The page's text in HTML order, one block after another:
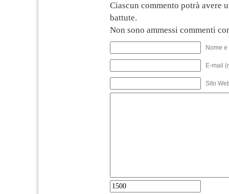
Ciascun commento potrà avere
battute.
Non sono ammessi commenti
Nome
E-mail
Sito